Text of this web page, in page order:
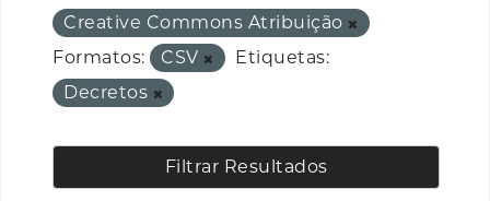
Creative Commons Atribuição
Formatos:
CSV
Etiquetas:
Decretos
Filtrar Resultados